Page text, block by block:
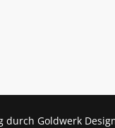
durch Goldwerk